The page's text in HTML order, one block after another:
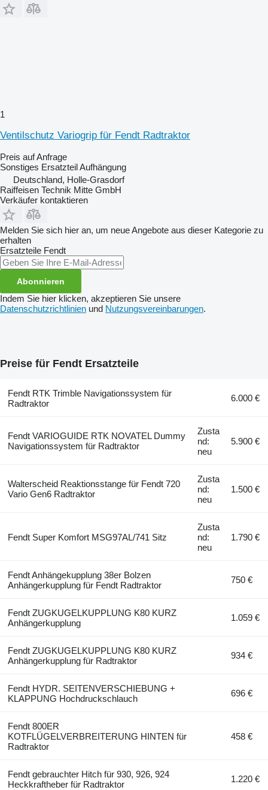
1
Ventilschutz Variogrip für Fendt Radtraktor
Preis auf Anfrage
Sonstiges Ersatzteil Aufhängung
Deutschland, Holle-Grasdorf
Raiffeisen Technik Mitte GmbH
Verkäufer kontaktieren
Melden Sie sich hier an, um neue Angebote aus dieser Kategorie zu
erhalten
Ersatzteile Fendt
Abonnieren
Indem Sie hier klicken, akzeptieren Sie unsere
Datenschutzrichtlinien und Nutzungsvereinbarungen.
Preise für Fendt Ersatzteile
Fendt RTK Trimble Navigationssystem für
Radtraktor
6.000 €
Fendt VARIOGUIDE RTK NOVATEL Dummy
Navigationssystem für Radtraktor
Zusta
nd:
neu
5.900 €
Walterscheid Reaktionsstange für Fendt 720
Vario Gen6 Radtraktor
Zusta
nd:
neu
1.500 €
Fendt Super Komfort MSG97AL/741 Sitz
Zusta
nd:
neu
1.790 €
Fendt Anhängekupplung 38er Bolzen
Anhängerkupplung für Fendt Radtraktor
750 €
Fendt ZUGKUGELKUPPLUNG K80 KURZ
Anhängerkupplung
1.059 €
Fendt ZUGKUGELKUPPLUNG K80 KURZ
Anhängerkupplung für Radtraktor
934 €
Fendt HYDR. SEITENVERSCHIEBUNG +
KLAPPUNG Hochdruckschlauch
696 €
Fendt 800ER
KOTFLÜGELVERBREITERUNG HINTEN für
Radtraktor
458 €
Fendt gebrauchter Hitch für 930, 926, 924
Heckkraftheber für Radtraktor
1.220 €